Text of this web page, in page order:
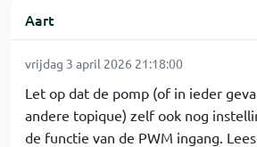
Aart
vrijdag 3 april 2026 21:18:00
Let op dat de pomp (of in ieder
andere topique) zelf ook nog
de functie van de PWM ingang.